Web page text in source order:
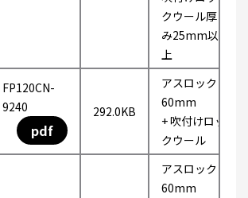
クウール厚
み25mm以
上
FP120CN-
9240
pdf
292.0KB
アスロック
60mm
+ 吹付けロッ
クウール
アスロック
60mm